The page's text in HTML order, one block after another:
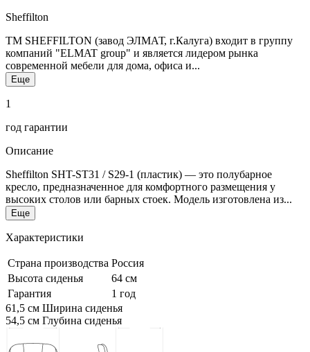
Sheffilton
ТМ SHEFFILTON (завод ЭЛМАТ, г.Калуга) входит в группу
компаний "ELMAT group" и является лидером рынка
современной мебели для дома, офиса и...
Еще
1
год гарантии
Описание
Sheffilton SHT-ST31 / S29-1 (пластик) — это полубарное
кресло, предназначенное для комфортного размещения у
высоких столов или барных стоек. Модель изготовлена из...
Еще
Характеристики
Страна производства Россия
Высота сиденья
64 см
Гарантия
1 год
61,5 см Ширина сиденья
54,5 см Глубина сиденья